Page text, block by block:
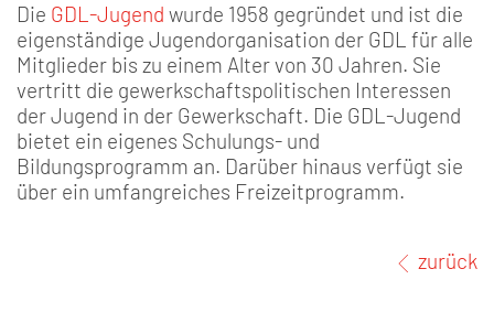
Die GDL-Jugend wurde 1958 gegründet und ist die
eigenständige Jugendorganisation der GDL für alle
Mitglieder bis zu einem Alter von 30 Jahren. Sie
vertritt die gewerkschaftspolitischen Interessen
der Jugend in der Gewerkschaft. Die GDL-Jugend
bietet ein eigenes Schulungs- und
Bildungsprogramm an. Darüber hinaus verfügt sie
über ein umfangreiches Freizeitprogramm.
zurück